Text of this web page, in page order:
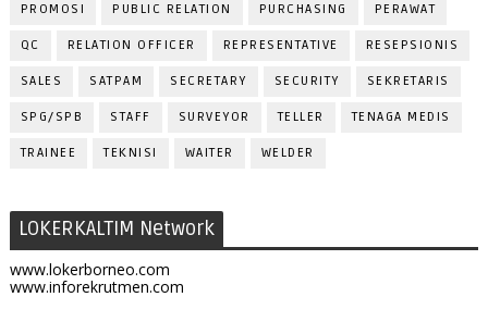
PROMOSI PUBLIC RELATION PURCHASING PERAWAT
QC RELATION OFFICER REPRESENTATIVE RESEPSIONIS
SALES SATPAM SECRETARY SECURITY SEKRETARIS
SPG/SPB STAFF SURVEYOR TELLER TENAGA MEDIS
TRAINEE TEKNISI WAITER WELDER
LOKERKALTIM Network
www.lokerborneo.com
www.inforekrutmen.com